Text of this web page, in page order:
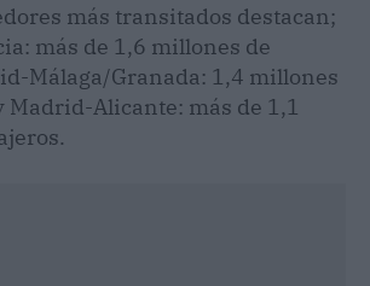
más transitados destacan;
más de 1,6 millones de
Málaga/Granada: 1,4 millones
Madrid-Alicante: más de 1,1